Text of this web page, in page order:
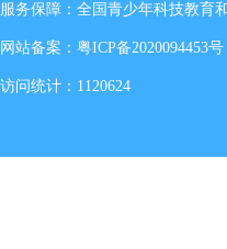
服务保障：全国青少年科技教育
网站备案： 粤ICP备2020094453号
访问统计：1120624